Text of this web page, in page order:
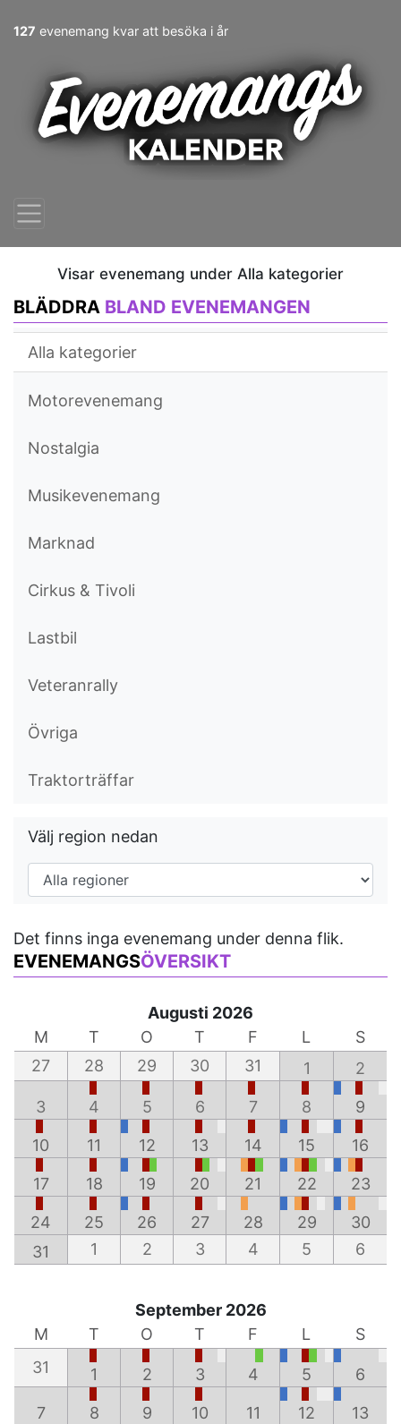
127 evenemang kvar att besöka i år
Visar evenemang under Alla kategorier
BLÄDDRA BLAND EVENEMANGEN
Alla kategorier
Motorevenemang
Nostalgia
Musikevenemang
Marknad
Cirkus & Tivoli
Lastbil
Veteranrally
Övriga
Traktorträffar
Välj region nedan
Det finns inga evenemang under denna flik.
EVENEMANGSÖVERSIKT
Augusti 2026
M
T O T F L
S
27
28 29 30 31 1 2
3 4 5 6 7 8 9
10 11 12 13 14 15 16
17 18 19 20 21 22 23
24 25 26 27 28 29
30
31
1 2 3 4 5 6
September 2026
M
T O T F L
S
31
1 2 3 4 5 6
7 8 9 10 11 12 13